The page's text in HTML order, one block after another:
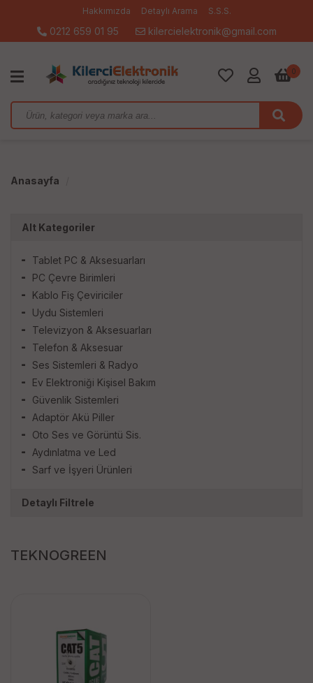
Hakkımızda Detaylı Arama S.S.S.
0212 659 01 95 kilercielektronik@gmail.com
0
Anasayfa
Alt Kategoriler
Tablet PC & Aksesuarları
PC Çevre Birimleri
Kablo Fiş Çeviriciler
Uydu Sistemleri
Televizyon & Aksesuarları
Telefon & Aksesuar
Ses Sistemleri & Radyo
Ev Elektroniği Kişisel Bakım
Güvenlik Sistemleri
Adaptör Akü Piller
Oto Ses ve Görüntü Sis.
Aydınlatma ve Led
Sarf ve İşyeri Ürünleri
Detaylı Filtrele
TEKNOGREEN